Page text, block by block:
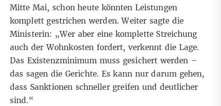
Mitte Mai, schon heute könnten Leistungen
komplett gestrichen werden. Weiter sagte die
Ministerin: „Wer aber eine komplette Streichung
auch der Wohnkosten fordert, verkennt die Lage.
Das Existenzminimum muss gesichert werden –
das sagen die Gerichte. Es kann nur darum gehen,
dass Sanktionen schneller greifen und deutlicher
sind.“